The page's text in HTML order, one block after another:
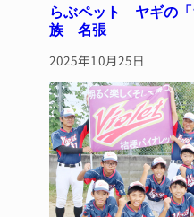
らぶペット ヤギの「
族 名張
2025年10月25日